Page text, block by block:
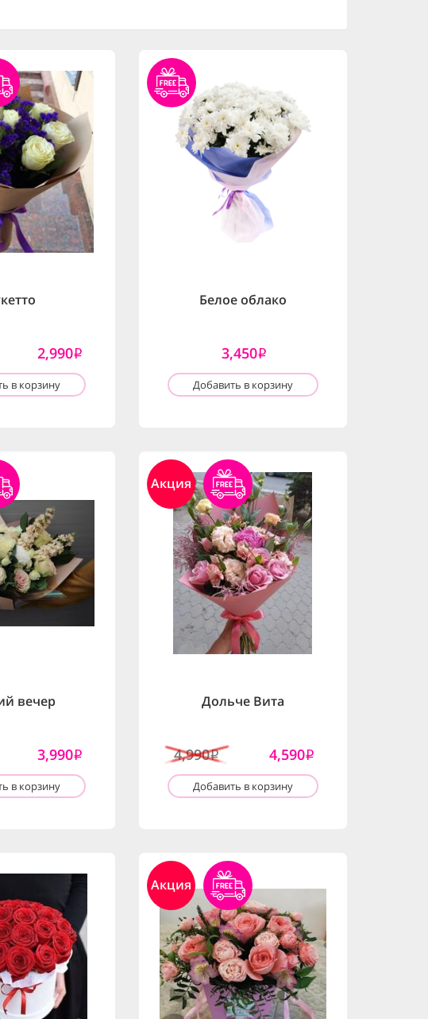
2,990i
в корзину
Белое облако
3,450i
Добавить в корзину
вечер
3,990i
в корзину
Акция
Дольче Вита
4,990i 4,590i
Добавить в корзину
Акция